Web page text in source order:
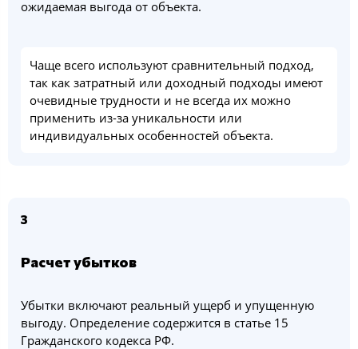
ожидаемая выгода от объекта.
Чаще всего используют сравнительный подход,
так как затратный или доходный подходы имеют
очевидные трудности и не всегда их можно
применить из-за уникальности или
индивидуальных особенностей объекта.
3
Расчет убытков
Убытки включают реальный ущерб и упущенную
выгоду. Определение содержится в статье 15
Гражданского кодекса РФ.